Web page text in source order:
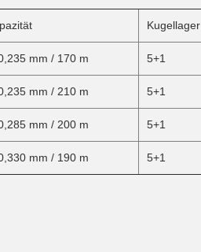
Kugellager
mm / 170 m 5+1
mm / 210 m 5+1
mm / 200 m 5+1
mm / 190 m 5+1